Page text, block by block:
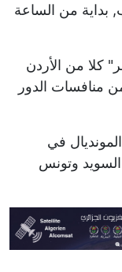
بداية من الساعة
كلا من الأردن
يوم 28 يونيو, ضمن منافسات الدور
في
وتونس